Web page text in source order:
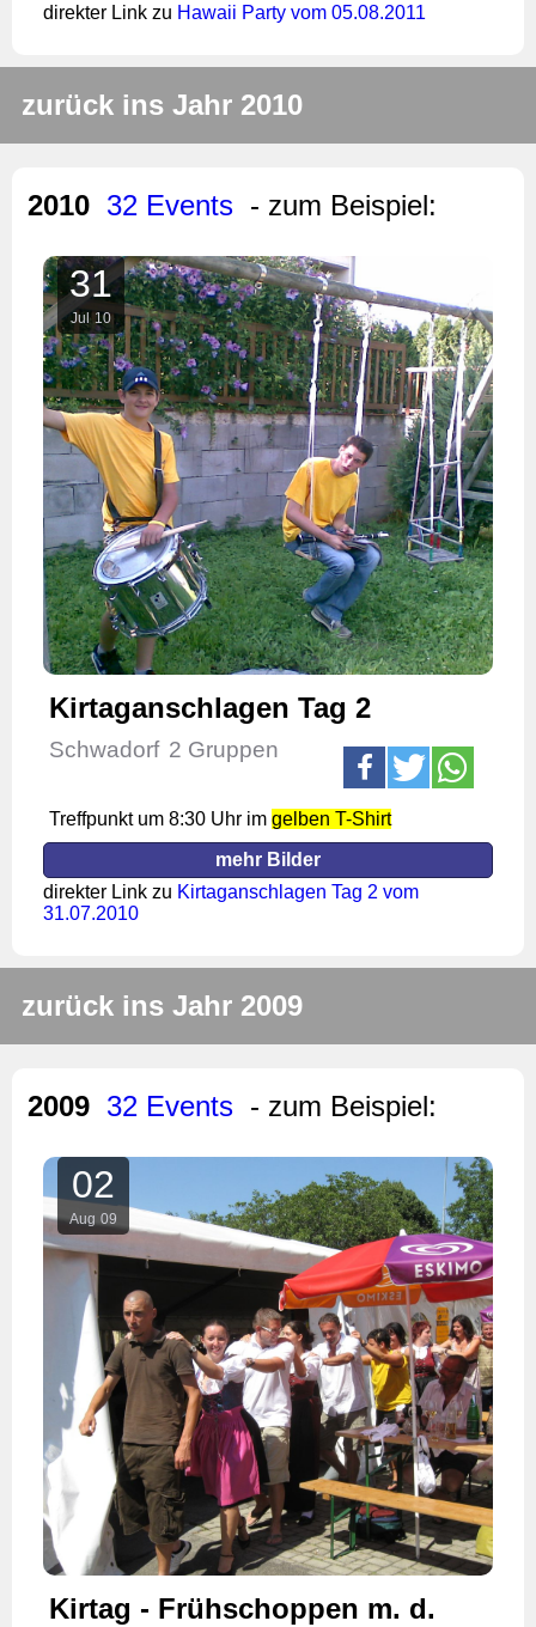
direkter Link zu Hawaii Party vom 05.08.2011
zurück ins Jahr 2010
2010 32 Events - zum Beispiel:
31
Jul 10
Kirtaganschlagen Tag 2
Schwadorf 2 Gruppen
Treffpunkt um 8:30 Uhr im gelben T-Shirt
mehr Bilder
direkter Link zu Kirtaganschlagen Tag 2 vom
31.07.2010
zurück ins Jahr 2009
2009 32 Events - zum Beispiel:
02
Aug 09
Kirtag - Frühschoppen m. d.